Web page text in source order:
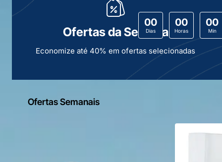
Ofertas da Semana
Economize até 40% em ofertas selecionadas
00
Dias
00
Horas
00
Min
Ofertas Semanais